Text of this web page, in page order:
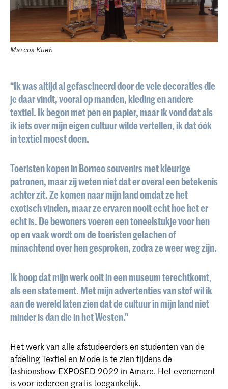
Marcos Kueh
“Ik was altijd al gefascineerd door de vele decoraties die
je daar vindt, vooral op manden, kleding en andere
textiel. Ik begon met pen en papier, maar ik vond dat als
ik iets over mijn eigen cultuur wilde vertellen, ik dat óók
in textiel moest doen.
Toeristen kopen in Borneo souvenirs met kleurige
patronen, maar zij weten niet dat er overal een betekenis
achter zit. Ze komen naar mijn land omdat ze het
exotisch vinden, maar ze ervaren nooit echt hoe het er
echt is. De bewoners voeren een toneelstukje voor hen
op en vaak wordt om de toeristen gelachen of
minachtend over hen gesproken, zodra ze weer weg zijn.
Ik hoop dat mijn werk ooit in een museum terechtkomt,
als een statement. Met mijn advertenties van stof wil ik
aan de wereld laten zien dat de cultuur in mijn land niet
minder is dan die in het Westen."
Het werk van alle afstudeerders en studenten van de
afdeling Textiel en Mode is te zien tijdens de
fashionshow EXPOSED 2022 in Amare. Het evenement
is voor iedereen gratis toegankelijk.